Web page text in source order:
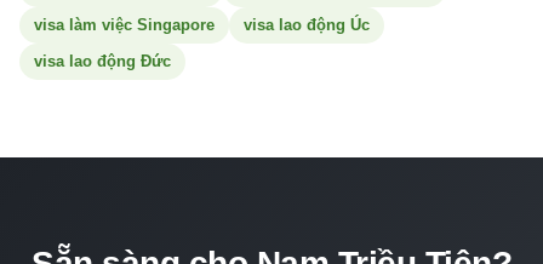
visa làm việc Singapore
visa lao động Úc
visa lao động Đức